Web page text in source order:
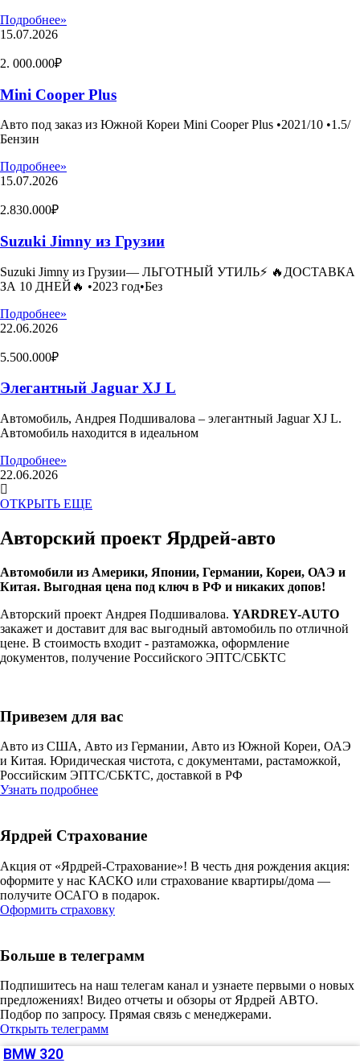
Подробнее»
15.07.2026
2. 000.000₽
Mini Cooper Plus
Авто под заказ из Южной Кореи Mini Cooper Plus •2021/10 •1.5/
Бензин
Подробнее»
15.07.2026
2.830.000₽
Suzuki Jimny из Грузии
Suzuki Jimny из Грузии— ЛЬГОТНЫЙ УТИЛЬ⚡️ 🔥ДОСТАВКА
ЗА 10 ДНЕЙ🔥 •2023 год•Без
Подробнее»
22.06.2026
5.500.000₽
Элегантный Jaguar XJ L
Автомобиль, Андрея Подшивалова – элегантный Jaguar XJ L.
Автомобиль находится в идеальном
Подробнее»
22.06.2026
ОТКРЫТЬ ЕЩЕ
Авторский проект Ярдрей-авто
Автомобили из Америки, Японии, Германии, Кореи, ОАЭ и
Китая. Выгодная цена под ключ в РФ и никаких допов!
Авторский проект Андрея Подшивалова. YARDREY-AUTO
закажет и доставит для вас выгодный автомобиль по отличной
цене. В стоимость входит - разтаможка, оформление
документов, получение Российского ЭПТС/СБКТС
Привезем для вас
Авто из США, Авто из Германии, Авто из Южной Кореи, ОАЭ
и Китая. Юридическая чистота, с документами, растаможкой,
Российским ЭПТС/СБКТС, доставкой в РФ
Узнать подробнее
Ярдрей Страхование
Акция от «Ярдрей-Страхование»! В честь дня рождения акция:
оформите у нас КАСКО или страхование квартиры/дома —
получите ОСАГО в подарок.
Оформить страховку
Больше в телеграмм
Подпишитесь на наш телегам канал и узнаете первыми о новых
предложениях! Видео отчеты и обзоры от Ярдрей АВТО.
Подбор по запросу. Прямая связь с менеджерами.
Открыть телеграмм
BMW 320